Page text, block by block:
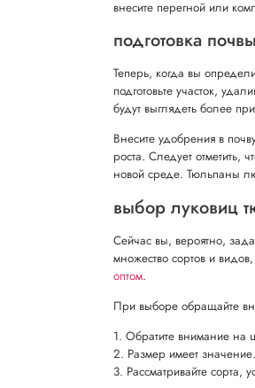
внесите перегной или
подготовка
Теперь, когда вы
подготовьте участок,
будут выглядеть более
Внесите удобрения в
роста. Следует отметить,
новой среде. Тюльпаны
выбор луковиц
Сейчас вы, вероятно,
множество сортов и
оптом.
При выборе обращайте
1. Обратите внимание на
2. Размер имеет
3. Рассматривайте сорта,